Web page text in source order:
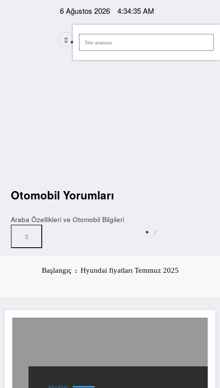
6 Ağustos 2026 4:34:35 AM
Otomobil Yorumları
Araba Özellikleri ve Otomobil Bilgileri
Başlangıç Hyundai fiyatları Temmuz 2025